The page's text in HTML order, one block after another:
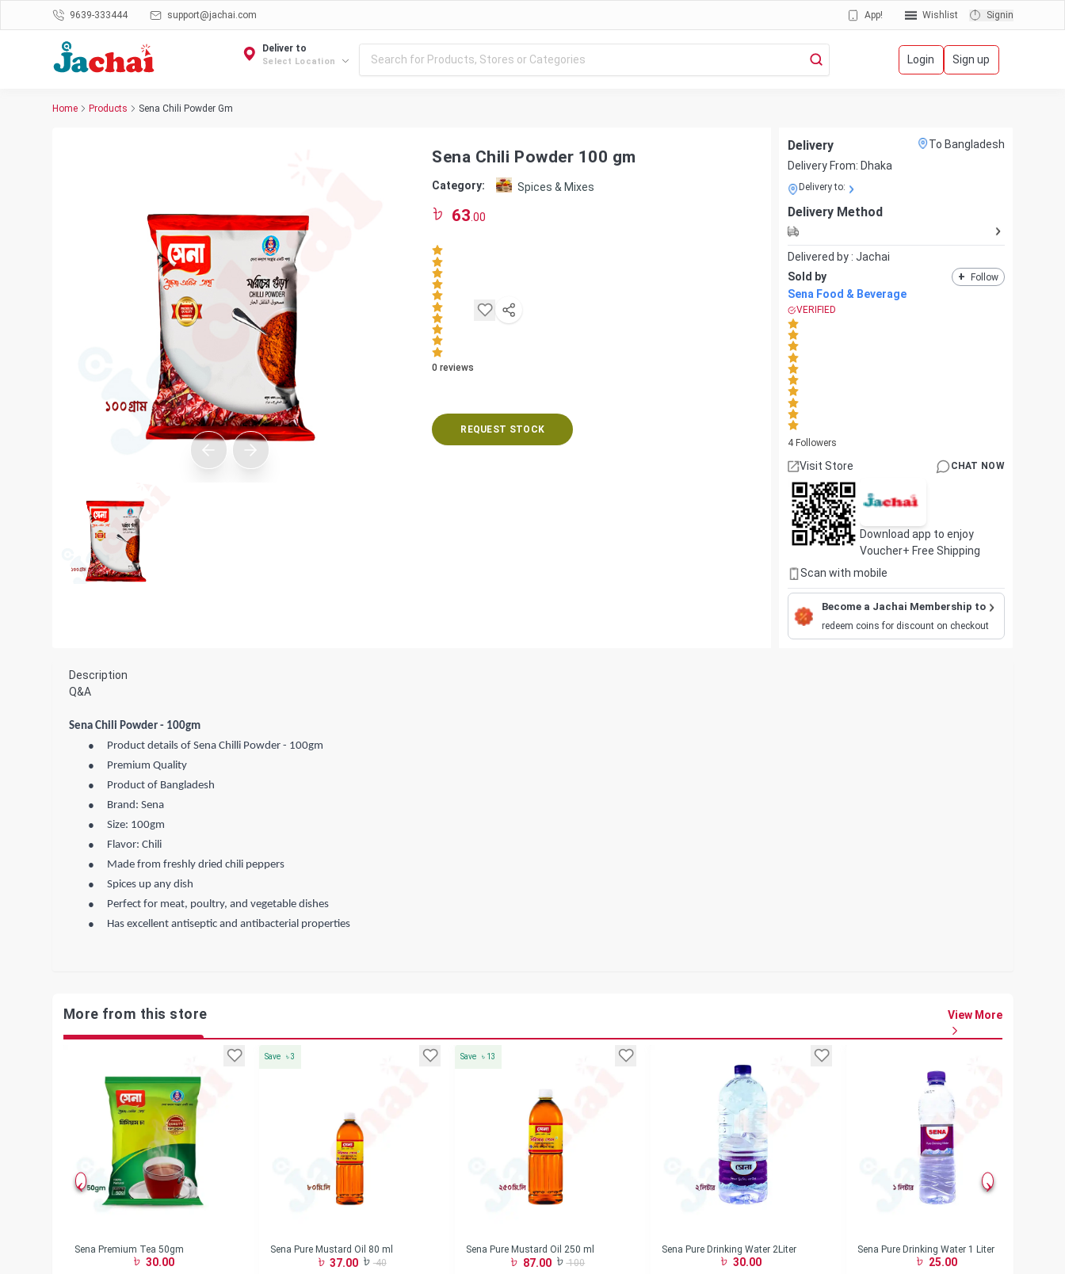
9639-333444 support@jachai.com App! Wishlist Signin
Deliver to
Select Location Login Sign up
Home Products Sena Chili Powder Gm
Sena Chili Powder 100 gm
Category: Spices & Mixes
63.00
0 reviews
REQUEST STOCK
Delivery
To Bangladesh
Delivery From: Dhaka
Delivery to:
Delivery Method
Delivered by : Jachai
Sold by
+ Follow
Sena Food & Beverage
VERIFIED
4Followers
Visit Store CHAT NOW
Download app to enjoy
Voucher+ Free Shipping
Scan with mobile
Become a Jachai Membership to
redeem coins for discount on checkout
Description
Q&A
Sena Chili Powder - 100gm
● Product details of Sena Chilli Powder - 100gm
● Premium Quality
● Product of Bangladesh
● Brand: Sena
● Size: 100gm
● Flavor: Chili
● Made from freshly dried chili peppers
● Spices up any dish
● Perfect for meat, poultry, and vegetable dishes
● Has excellent antiseptic and antibacterial properties
More from this store View More
Sena Premium Tea 50gm
30.00
Save ৳3
Sena Pure Mustard Oil 80 ml
37.00 40
Save ৳ 13
Sena Pure Mustard Oil 250 ml
87.00 100
Sena Pure Drinking Water 2Liter
30.00
Sena Pure Drinking Water 1 Liter
25.00